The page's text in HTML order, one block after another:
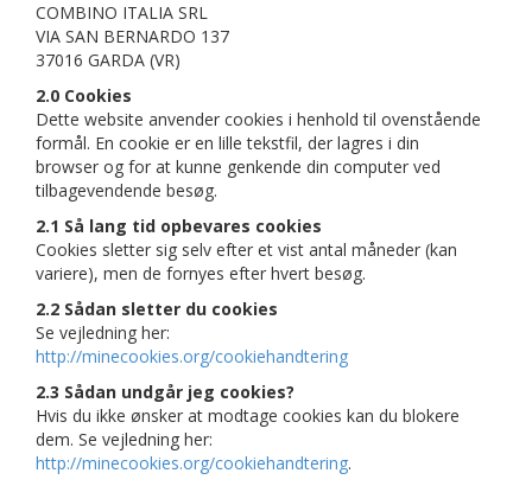
COMBINO ITALIA SRL
VIA SAN BERNARDO 137
37016 GARDA (VR)
2.0 Cookies
Dette website anvender cookies i henhold til ovenstående
formål. En cookie er en lille tekstfil, der lagres i din
browser og for at kunne genkende din computer ved
tilbagevendende besøg.
2.1 Så lang tid opbevares cookies
Cookies sletter sig selv efter et vist antal måneder (kan
variere), men de fornyes efter hvert besøg.
2.2 Sådan sletter du cookies
Se vejledning her:
http://minecookies.org/cookiehandtering
2.3 Sådan undgår jeg cookies?
Hvis du ikke ønsker at modtage cookies kan du blokere
dem. Se vejledning her:
http://minecookies.org/cookiehandtering.